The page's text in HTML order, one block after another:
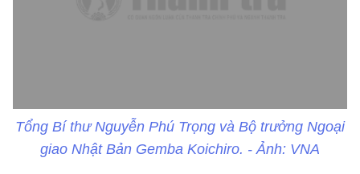
Tổng Bí thư Nguyễn Phú Trọng và Bộ trưởng Ngoại
giao Nhật Bản Gemba Koichiro. - Ảnh: VNA